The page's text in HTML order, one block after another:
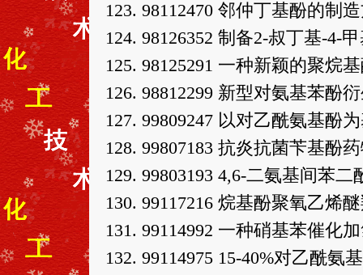
123. 98112470 邻仲丁基酚的制
124. 98126352 制备2-叔丁基-4-
125. 98125291 一种新颖的聚烷
126. 98812299 新型对氨基苯酚
127. 99809247 以对乙酰氨基酚
128. 99807183 抗炎抗菌苄基酚
129. 99803193 4,6-二氨基间苯
130. 99117216 烷基酚聚氧乙烯
131. 99114992 一种硝基苯催化
132. 99114975 15-40%对乙酰氨